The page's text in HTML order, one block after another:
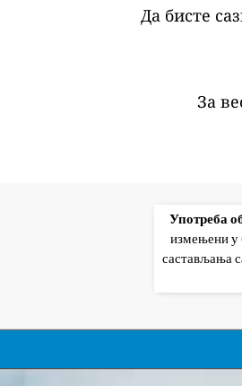
Да бисте
За
Употреба
измењени у
састављања